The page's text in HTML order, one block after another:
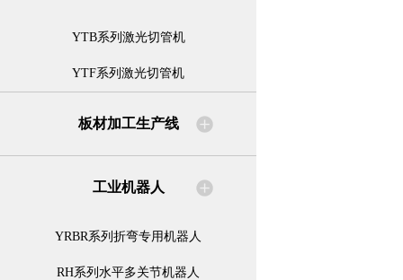
YTB系列激光切管机
YTF系列激光切管机
板材加工生产线
工业机器人
YRBR系列折弯专用机器人
RH系列水平多关节机器人